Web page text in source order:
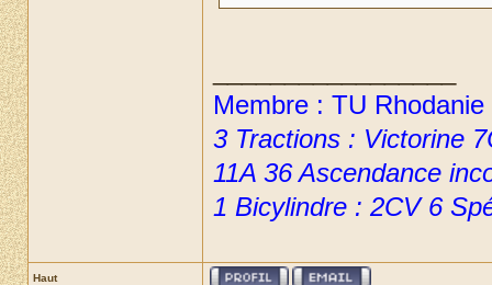
Membre : TU
3 Tractions : Victorine
11A 36 Ascendance
1 Bicylindre : 2CV 6
Haut